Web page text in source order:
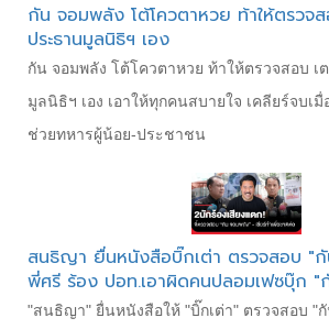
กัน จอมพลัง โต้โควตาหวย ท้าให้ตรวจ
ประธานมูลนิธิฯ เอง
กัน จอมพลัง โต้โควตาหวย ท้าให้ตรวจสอบ เ
มูลนิธิฯ เอง เอาให้ทุกคนสบายใจ เคลียร์จบเ
ช่วยทหารผู้น้อย-ประชาชน
สนธิญา ยื่นหนังสือบิ๊กเต่า ตรวจสอบ "
พี่ศรี ร้อง ปอท.เอาผิดคนปลอมเฟซบุ๊ก
"สนธิญา" ยื่นหนังสือให้ "บิ๊กเต่า" ตรวจสอบ "